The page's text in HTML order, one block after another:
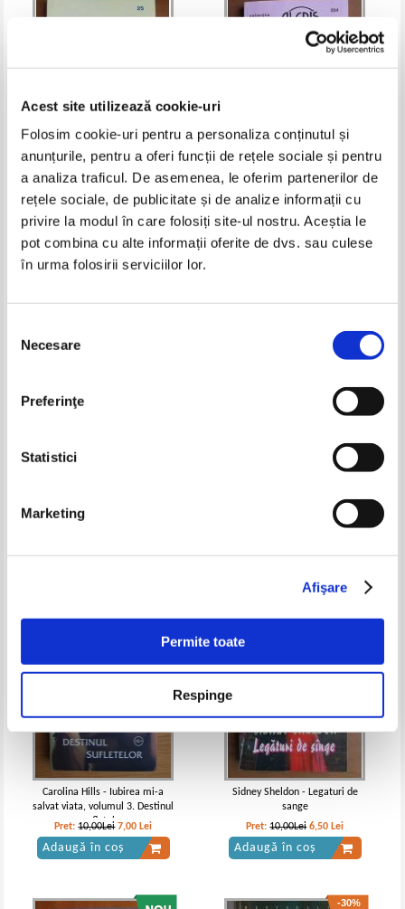
Acest site utilizează cookie-uri
Folosim cookie-uri pentru a personaliza conținutul și
anunțurile, pentru a oferi funcții de rețele sociale și pentru
a analiza traficul. De asemenea, le oferim partenerilor de
rețele sociale, de publicitate și de analize informații cu
privire la modul în care folosiți site-ul nostru. Aceștia le
pot combina cu alte informații oferite de dvs. sau culese
în urma folosirii serviciilor lor.
consimțământului
Necesare
Preferinţe
Statistici
Marketing
Afişare
Permite toate
Respinge
Marie Louise Fischer -
Dragostea vietii mele
Pret:9,00 Lei
Adaugă în coș
Alison Roberts - Copilul
pompierului
Pret:9,00 Lei
Adaugă în coș
Pret:10,00Lei
Carolina Hills - Iubirea mi-a
salvat viata, volumul 3. Destinul
sufletelor
Pret:10,00Lei 7,00 Lei
Adaugă în coș
Sidney Sheldon - Legaturi de
sange
Pret:10,00Lei 6,50 Lei
Adaugă în coș
-30%